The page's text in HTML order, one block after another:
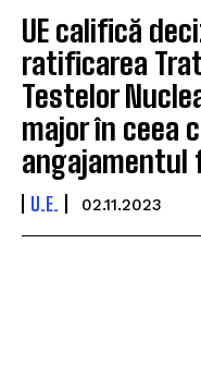
UE califică
ratificarea
Testelor
major în ceea
angajamentul
U.E. 02.11.2023